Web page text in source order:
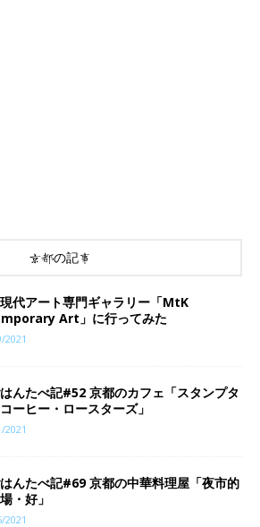
京都の記事
代アート専門ギャラリー「MtK
Art」に行ってみた
2021
んたべ記#52 京都のカフェ「スタンプタ
ーヒー・ロースターズ」
2021
んたべ記#69 京都の中華料理屋「夜市的
・好」
2021